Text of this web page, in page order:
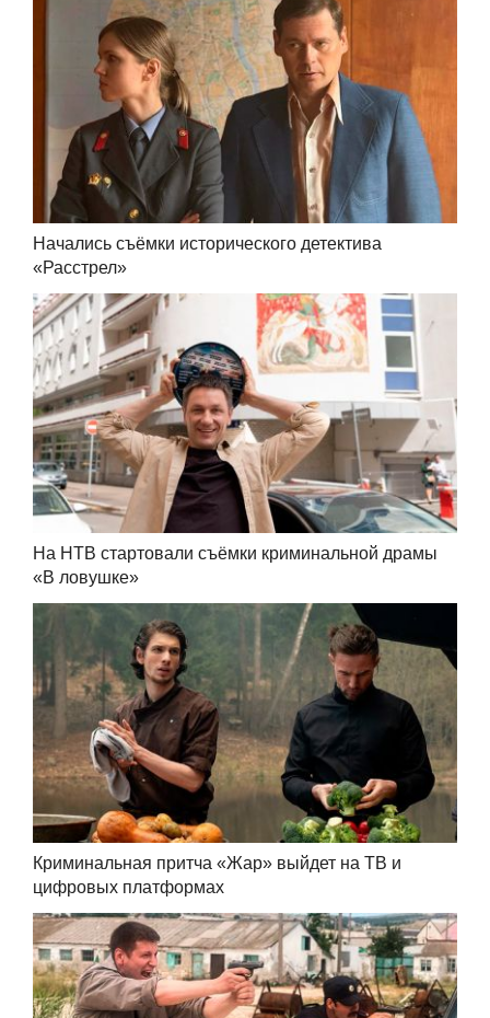
Начались съёмки исторического детектива
«Расстрел»
На НТВ стартовали съёмки криминальной драмы
«В ловушке»
Криминальная притча «Жар» выйдет на ТВ и
цифровых платформах